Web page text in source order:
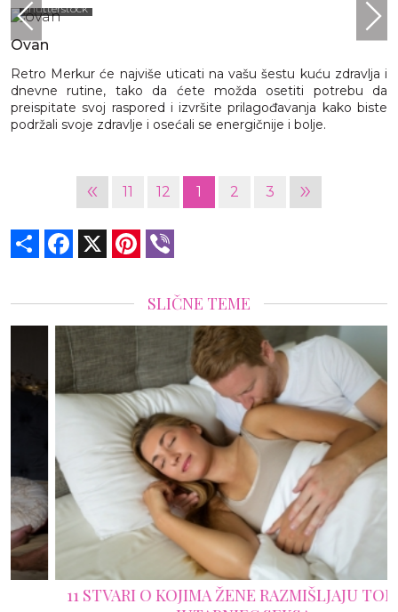
shutterstock
Ovan
Retro Merkur će najviše uticati na vašu šestu kuću zdravlja i
dnevne rutine, tako da ćete možda osetiti potrebu da
preispitate svoj raspored i izvršite prilagođavanja kako biste
podržali svoje zdravlje i osećali se energičnije i bolje.
« 11 12 1 2 3 »
Share Facebook Pinterest
SLIČNE TEME
11 STVARI O KOJIMA ŽENE RAZMIŠLJAJU TOKOM